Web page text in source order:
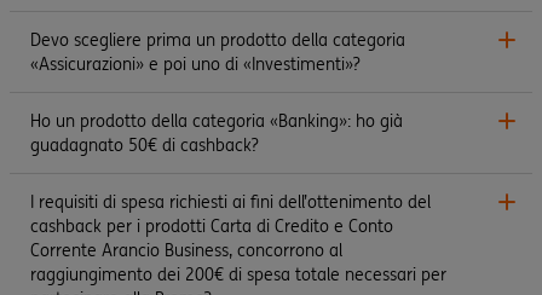
Devo scegliere prima un prodotto della categoria
«Assicurazioni» e poi uno di «Investimenti»?
Ho un prodotto della categoria «Banking»: ho già
guadagnato 50€ di cashback?
I requisiti di spesa richiesti ai fini dell’ottenimento del
cashback per i prodotti Carta di Credito e Conto
Corrente Arancio Business, concorrono al
raggiungimento dei 200€ di spesa totale necessari per